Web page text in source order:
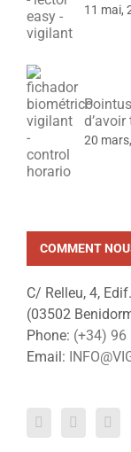
11 mai,
20
COMMENT
C/ Relleu, 4,
(03502
Phone: (+34) 96
Email: